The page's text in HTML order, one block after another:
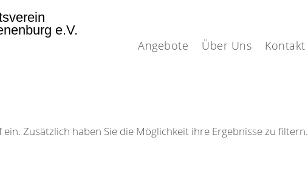
Angebote Über Uns Kontakt
e.V.
Zusätzlich haben Sie die Möglichkeit ihre Ergebnisse zu filtern.